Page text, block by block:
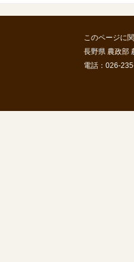
このページに
長野県 農政部
電話：026-